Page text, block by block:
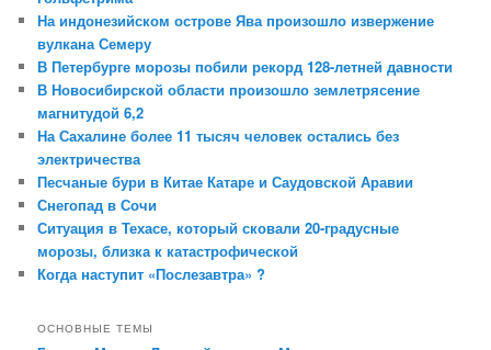
На индонезийском острове Ява произошло извержение
вулкана Семеру
В Петербурге морозы побили рекорд 128-летней давности
В Новосибирской области произошло землетрясение
магнитудой 6,2
На Сахалине более 11 тысяч человек остались без
электричества
Песчаные бури в Китае Катаре и Саудовской Аравии
Снегопад в Сочи
Ситуация в Техасе, который сковали 20-градусные
морозы, близка к катастрофической
Когда наступит «Послезавтра» ?
ОСНОВНЫЕ ТЕМЫ